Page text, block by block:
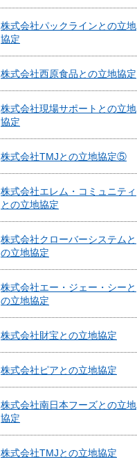
株式会社パックラインとの立地
協定
株式会社西原食品との立地協定
株式会社現場サポートとの立地
協定
株式会社TMJとの立地協定⑤
株式会社エレム・コミュニティ
との立地協定
株式会社クローバーシステムと
の立地協定
株式会社エー・ジェー・シーと
の立地協定
株式会社財宝との立地協定
株式会社ピアとの立地協定
株式会社南日本フーズとの立地
協定
株式会社TMJとの立地協定